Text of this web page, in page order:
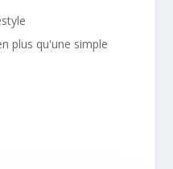
plus qu'une simple